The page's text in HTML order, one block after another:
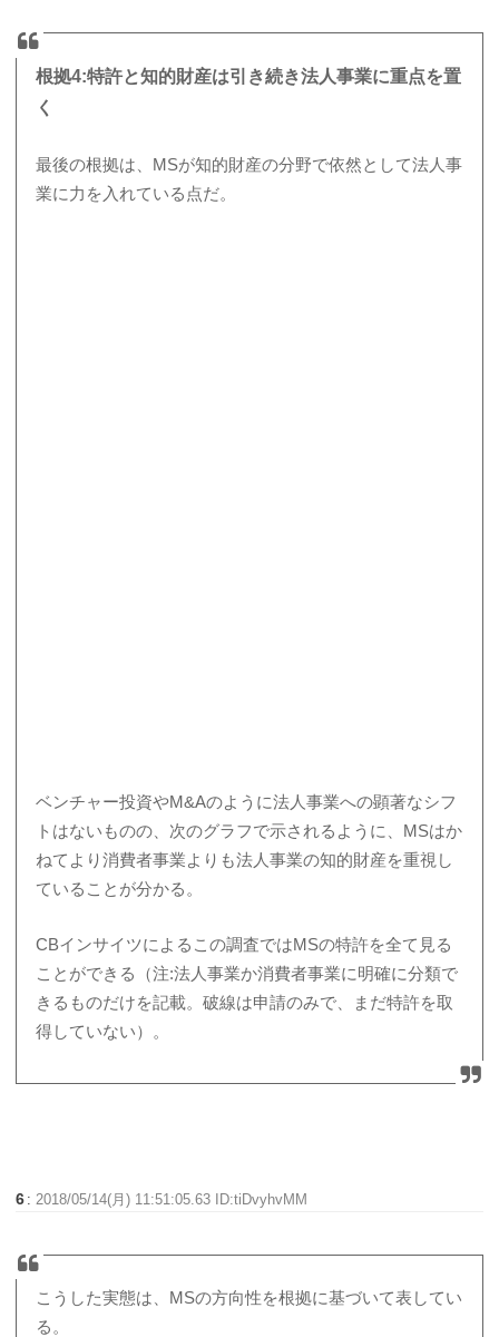
根拠4:特許と知的財産は引き続き法人事業に重点を置
く
最後の根拠は、MSが知的財産の分野で依然として法人事
業に力を入れている点だ。
ベンチャー投資やM&Aのように法人事業への顕著なシフ
トはないものの、次のグラフで示されるように、MSはか
ねてより消費者事業よりも法人事業の知的財産を重視し
ていることが分かる。
CBインサイツによるこの調査ではMSの特許を全て見る
ことができる（注:法人事業か消費者事業に明確に分類で
きるものだけを記載。破線は申請のみで、まだ特許を取
得していない）。
6 : 2018/05/14(月) 11:51:05.63 ID:tiDvyhvMM
こうした実態は、MSの方向性を根拠に基づいて表してい
る。